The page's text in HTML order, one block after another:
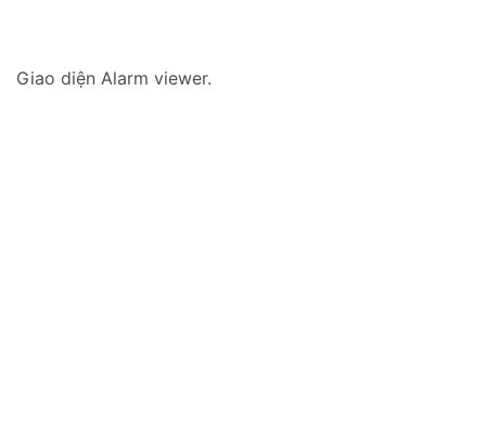
Giao diện Alarm viewer.